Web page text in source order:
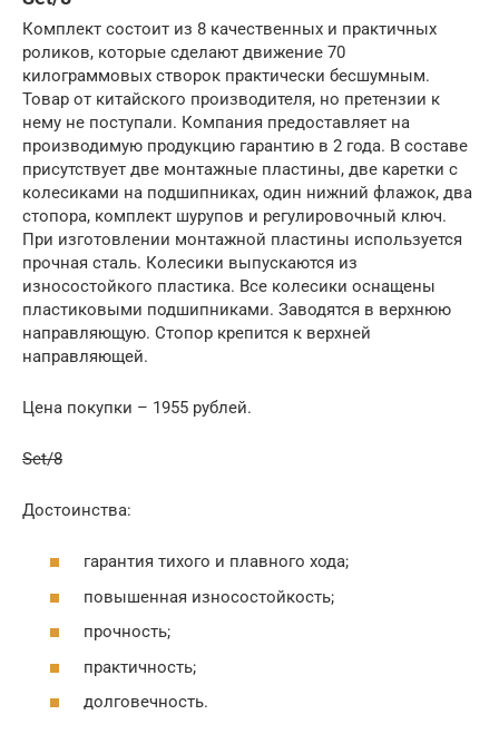
Комплект состоит из 8 качественных и практичных
роликов, которые сделают движение 70
килограммовых створок практически бесшумным.
Товар от китайского производителя, но претензии к
нему не поступали. Компания предоставляет на
производимую продукцию гарантию в 2 года. В составе
присутствует две монтажные пластины, две каретки с
колесиками на подшипниках, один нижний флажок, два
стопора, комплект шурупов и регулировочный ключ.
При изготовлении монтажной пластины используется
прочная сталь. Колесики выпускаются из
износостойкого пластика. Все колесики оснащены
пластиковыми подшипниками. Заводятся в верхнюю
направляющую. Стопор крепится к верхней
направляющей.
Цена покупки – 1955 рублей.
Set/8
Достоинства:
гарантия тихого и плавного хода;
повышенная износостойкость;
прочность;
практичность;
долговечность.